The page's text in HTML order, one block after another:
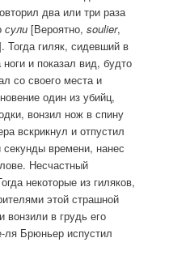
два или три раза
сули [Вероятно,soulier,
гиляк, сидевший в
и показал вид, будто
со своего места и
один из убийц,
вонзил нож в спину
вскрикнул и отпустил
секунды времени, нанес
Несчастный
некоторые из гиляков,
этой страшной
в грудь его
ля Брюньер испустил